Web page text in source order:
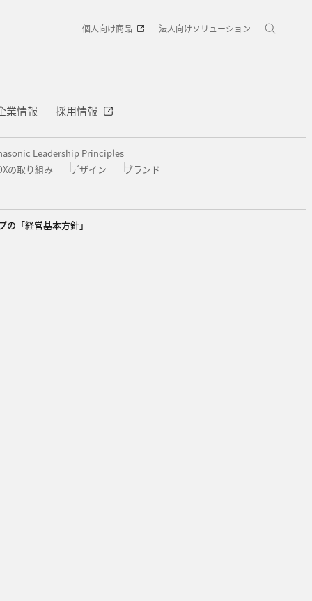
業情報 採用情報
個人向け商品 法人向けソリューション
Leadership Principles
の取り組み
デザイン ブランド
の「経営基本方針」